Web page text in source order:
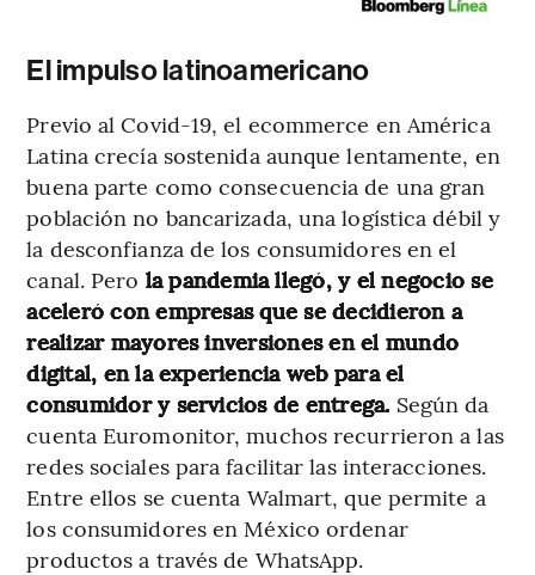
El impulso latinoamericano
Previo al Covid-19, el ecommerce en América
Latina crecía sostenida aunque lentamente, en
buena parte como consecuencia de una gran
población no bancarizada, una logística débil y
la desconfianza de los consumidores en el
canal. Pero la pandemia llegó, y el negocio se
aceleró con empresas que se decidieron a
realizar mayores inversiones en el mundo
digital, en la experiencia web para el
consumidor y servicios de entrega. Según da
cuenta Euromonitor, muchos recurrieron a las
redes sociales para facilitar las interacciones.
Entre ellos se cuenta Walmart, que permite a
los consumidores en México ordenar
productos a través de WhatsApp.